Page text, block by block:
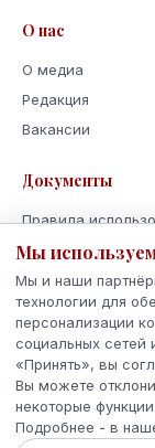
О нас
О медиа
Редакция
Вакансии
Документы
Правила
Политика
Использование
Кодекс
Мы
Мы и наши
технологии для
персонализации
социальных
«Принять», вы
Вы можете
некоторые
Подробнее - в